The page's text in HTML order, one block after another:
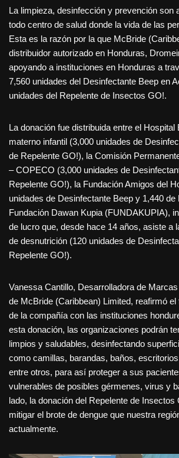
La limpieza, desinfección y prevención son
todo centro de salud donde la vida de las
Esta es la razón por la que McBride
distribuidor autorizado en Honduras,
apoyando a instituciones en Honduras a
7,560 unidades del Desinfectante Beep en
unidades del Repelente de Insectos GO!.
La donación fue distribuida entre el Hospital
materno infantil (3,000 unidades de
de Repelente GO!), la Comisión
– COPECO (3,000 unidades de
Repelente GO!), la Fundación Amigos del
unidades de Desinfectante Beep y 1,440
Fundación Dawan Kupia (FUNDAKUPIA),
de lucro que, desde hace 14 años, asiste a
de desnutrición (120 unidades de
Repelente GO!).
Vanessa Cantillo, Desarrolladora de
de McBride (Caribbean) Limited, reafirmó
de la compañía con las instituciones
esta donación, las organizaciones podrán
limpios y saludables, desinfectando
como camillas, barandas, baños,
entre otros, para así proteger a sus
vulnerables de posibles gérmenes, virus y
lado, la donación del Repelente de
mitigar el brote de dengue que nuestra
actualmente.